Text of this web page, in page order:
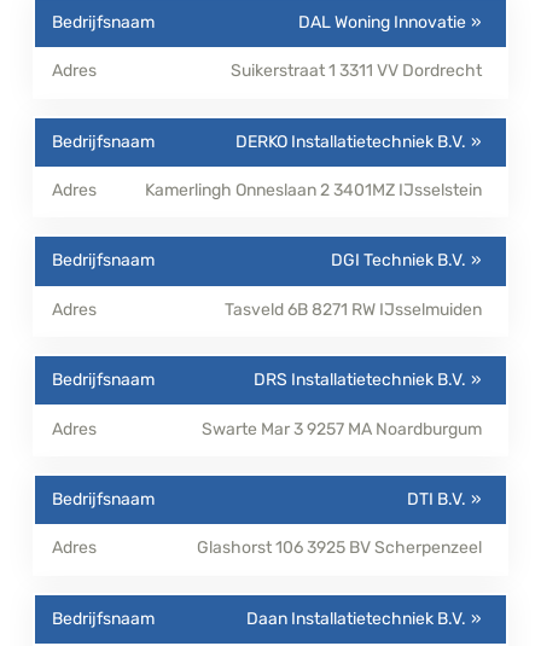
DAL Woning Innovatie
Suikerstraat 1 3311 VV Dordrecht
DERKO Installatietechniek B.V.
Kamerlingh Onneslaan 23401MZ IJsselstein
DGI Techniek B.V.
Tasveld 6B8271 RW IJsselmuiden
DRS Installatietechniek B.V.
Swarte Mar 39257 MA Noardburgum
DTI B.V.
Glashorst 1063925 BVScherpenzeel
Daan Installatietechniek B.V.